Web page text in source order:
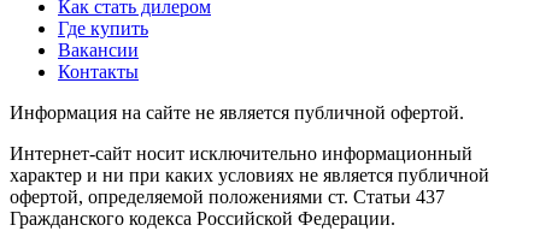
Как стать дилером
Где купить
Вакансии
Контакты
Информация на сайте не является публичной офертой.
Интернет-сайт носит исключительно информационный
характер и ни при каких условиях не является публичной
офертой, определяемой положениями ст. Статьи 437
Гражданского кодекса Российской Федерации.